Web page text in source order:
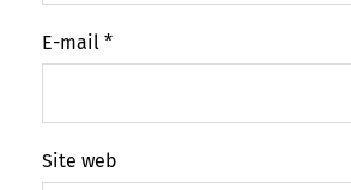
E-mail *
Site web